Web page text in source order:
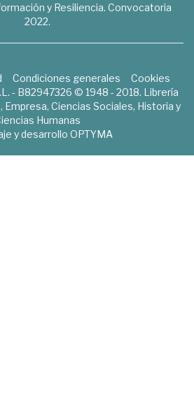
y Resiliencia. Convocatoria
2022.
Condiciones generales
Cookies
- B82947326 © 1948 - 2018. Librería
Ciencias Sociales, Historia y
Humanas
y desarrollo OPTYMA